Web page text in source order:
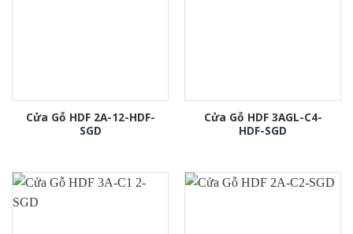
Cửa Gỗ HDF 2A-12-HDF-
SGD
Cửa Gỗ HDF 3AGL-C4-
HDF-SGD